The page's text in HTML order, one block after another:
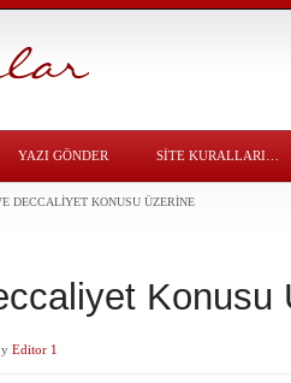
YAZI GÖNDER SITE KURALLARI…
DECCALIYET KONUSU ÜZERINE
Konusu
Editor 1